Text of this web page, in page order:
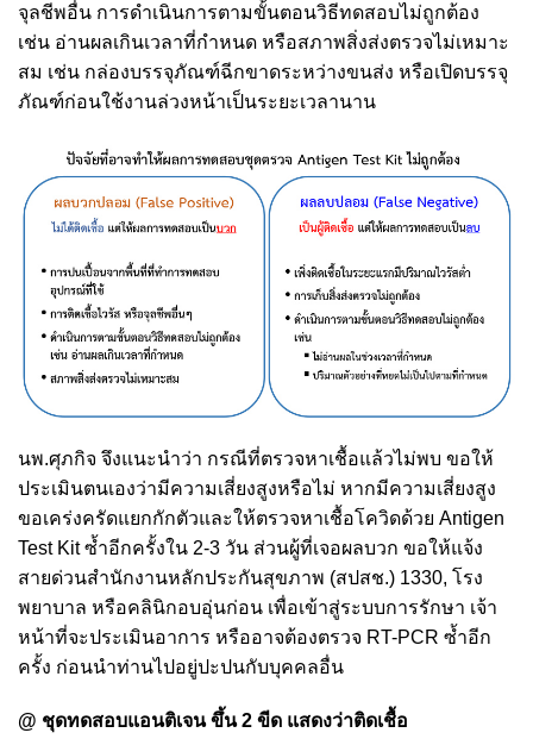
จุลชีพอื่น การดำเนินการตามขั้นตอนวิธีทดสอบไม่ถูกต้อง
เช่น อ่านผลเกินเวลาที่กำหนด หรือสภาพสิ่งส่งตรวจไม่เหมาะ
สม เช่น กล่องบรรจุภัณฑ์ฉีกขาดระหว่างขนส่ง หรือเปิดบรรจุ
ภัณฑ์ก่อนใช้งานล่วงหน้าเป็นระยะเวลานาน
นพ.ศุภกิจ จึงแนะนำว่า กรณีที่ตรวจหาเชื้อแล้วไม่พบ ขอให้
ประเมินตนเองว่ามีความเสี่ยงสูงหรือไม่ หากมีความเสี่ยงสูง
ขอเคร่งครัดแยกกักตัวและให้ตรวจหาเชื้อโควิดด้วย Antigen
Test Kit ซ้ำอีกครั้งใน 2-3 วัน ส่วนผู้ที่เจอผลบวก ขอให้แจ้ง
สายด่วนสำนักงานหลักประกันสุขภาพ (สปสช.) 1330, โรง
พยาบาล หรือคลินิกอบอุ่นก่อน เพื่อเข้าสู่ระบบการรักษา เจ้า
หน้าที่จะประเมินอาการ หรืออาจต้องตรวจ RT-PCR ซ้ำอีก
ครั้ง ก่อนนำท่านไปอยู่ปะปนกับบุคคลอื่น
@ ชุดทดสอบแอนติเจน ขึ้น 2 ขีด แสดงว่าติดเชื้อ